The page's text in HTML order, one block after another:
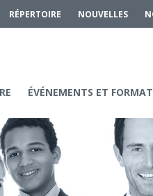
RÉPERTOIRE NOUVELLES
ÉVÉNEMENTS ET